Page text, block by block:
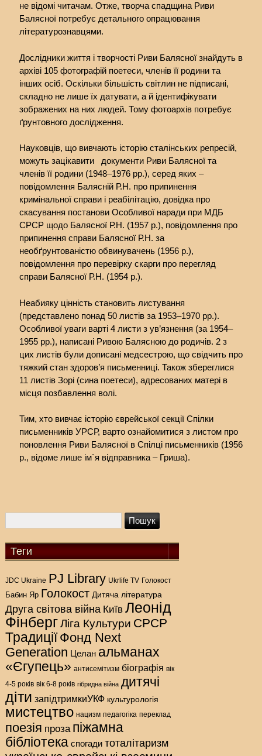
не відомі читачам. Отже, творча спадщина Риви
Балясної потребує детального опрацювання
літературознавцями.
Дослідники життя і творчості Риви Балясної знайдуть в
архіві 105 фотографій поетеси, членів її родини та
інших осіб. Оскільки більшість світлин не підписані,
складно не лише їх датувати, а й ідентифікувати
зображених на них людей. Тому фотоархів потребує
ґрунтовного дослідження.
Науковців, що вивчають історію сталінських репресій,
можуть зацікавити документи Риви Балясної та
членів її родини (1948–1976 рр.), серед яких –
повідомлення Балясній Р.Н. про припинення
кримінальної справи і реабілітацію, довідка про
скасування постанови Особливої наради при МДБ
СРСР щодо Балясної Р.Н. (1957 р.), повідомлення про
припинення справи Балясної Р.Н. за
необґрунтованістю обвинувачень (1956 р.),
повідомлення про перевірку скарги про перегляд
справи Балясної Р.Н. (1954 р.).
Неабияку цінність становить листування
(представлено понад 50 листів за 1953–1970 рр.).
Особливої уваги варті 4 листи з ув’язнення (за 1954–
1955 рр.), написані Ривою Балясною до родичів. 2 з
цих листів були дописані медсестрою, що свідчить про
тяжкий стан здоров’я письменниці. Також збереглися
11 листів Зорі (сина поетеси), адресованих матері в
місця позбавлення волі.
Тим, хто вивчає історію єврейської секції Спілки
письменників УРСР, варто ознайомитися з листом про
поновлення Риви Балясної в Спілці письменників (1956
р., відоме лише ім`я відправника – Гриша).
Теги
JDC Ukraine PJ Library Ukrlife TV Голокост
Бабин Яр Голокост Дитяча література
Друга світова війна Київ Леонід
Фінберг Ліга Культури СРСР
ТрадиціїФонд Next
Generation Целан альманах
«Єгупець» антисемітизм біографія вік
4-5 років вік 6-8 років гібридна війна дитячі
діти запідтримкиУКФ культурологія
мистецтво нацизм педагогіка переклад
поезія проза піжамна
бібліотека спогади тоталітаризм